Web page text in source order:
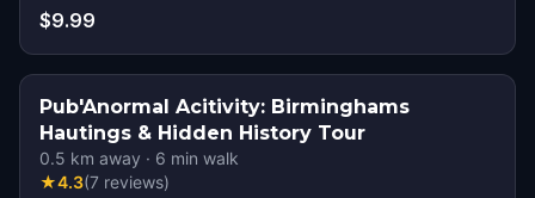
$9.99
Pub'Anormal Acitivity: Birminghams
Hautings & Hidden History Tour
0.5 km away · 6 min walk
★4.3(7 reviews)